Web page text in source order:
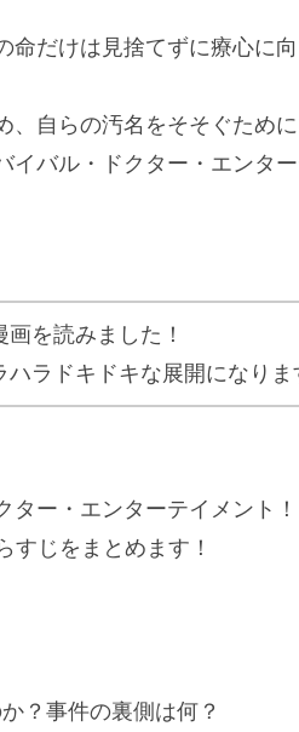
だけは見捨てずに療心に向
、自らの汚名をそそぐために
イバル・ドクター・エンター
画を読みました！
ハラドキドキな展開になりま
ター・エンターテイメント！
すじをまとめます！
？事件の裏側は何？